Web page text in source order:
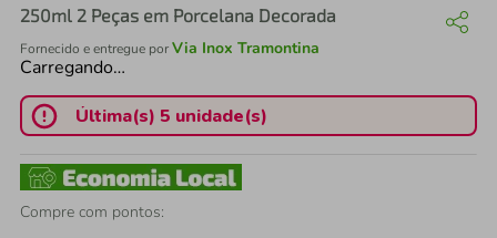
250ml 2 Peças em Porcelana Decorada
Fornecido e entregue porVia Inox Tramontina
Carregando…
Última(s) 5 unidade(s)
Compre com pontos: